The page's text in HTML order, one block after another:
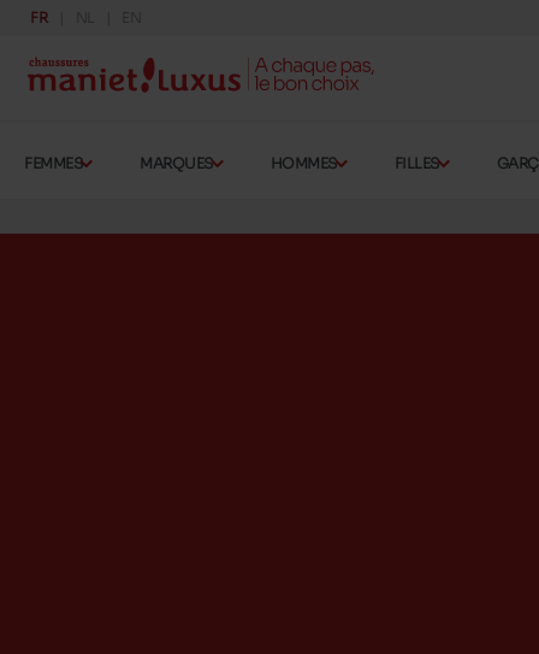
FR NL EN
FEMMES MARQUES HOMMES FILLES